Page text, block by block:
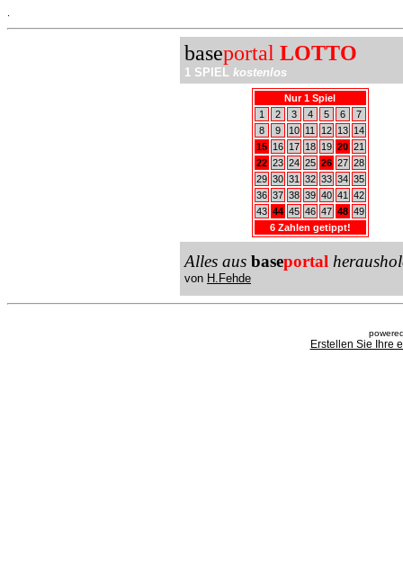
baseportal LOTTO
1 SPIEL kostenlos
Nur 1 Spiel
1
2 3 4 5 6
7
8
9 10 11 12 13
14
15
16 17 18 19 20 21
22 23 24 25 26 27 28
29 30 31 32 33 34 35
36 37 38 39 40 41
42
43 44 45 46 47 48 49
6 Zahlen getippt!
Alles aus baseportal
von H.Fehde
Erstellen Sie Ihre